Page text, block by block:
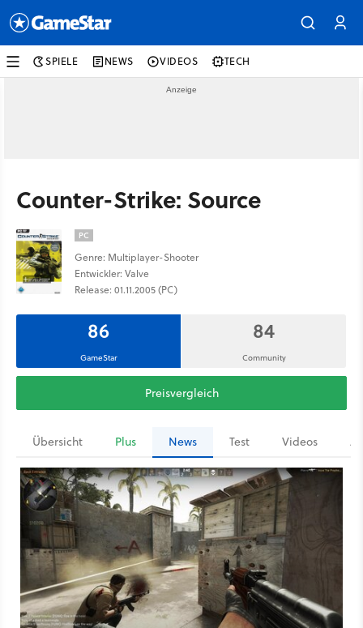
SPIELE NEWS VIDEOS TECH
Counter-Strike: Source
PC
Genre: Multiplayer-Shooter
Entwickler: Valve
Release: 01.11.2005 (PC)
86
GameStar
84
Community
Preisvergleich
Übersicht Plus News Test Videos